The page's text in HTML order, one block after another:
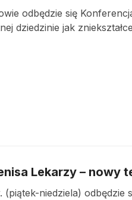
odbędzie się
dziedzinie jak
Lekarzy – nowy
niedziela) odbędzie